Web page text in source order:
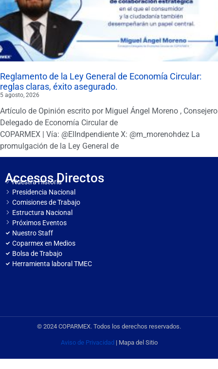
Reglamento de la Ley General de Economía Circular:
reglas claras, éxito asegurado.
5 agosto, 2026
Artículo de Opinión escrito por Miguel Ángel Moreno , Consejero
Delegado de Economía Circular de
COPARMEX | Vía: @ElIndpendiente X: @m_morenohdez La
promulgación de la Ley General de
Accesos Directos
Nuestra Historia
Presidencia Nacional
Comisiones de Trabajo
Estructura Nacional
Próximos Eventos
Nuestro Staff
Coparmex en Medios
Bolsa de Trabajo
Herramienta laboral TMEC
© 2024 COPARMEX. Todos los derechos reservados.
Aviso de Privacidad| Mapa del Sitio